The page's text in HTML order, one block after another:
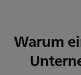
Warum